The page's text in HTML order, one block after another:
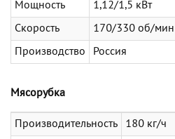
Мощность 1,12/1,5 кВт
Скорость 170/330 об/мин
Производство Россия
Мясорубка
Производительность 180 кг/ч